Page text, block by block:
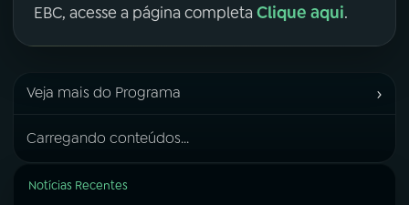
EBC, acesse a página completa Clique aqui.
Veja mais do Programa ›
Carregando conteúdos...
Notícias Recentes